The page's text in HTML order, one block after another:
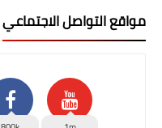
مواقع التواصل الاجتماعي